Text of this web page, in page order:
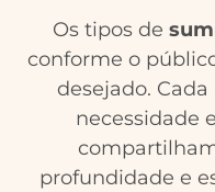
Os tipos de
conforme o
desejado.
necessidade
profundidade e